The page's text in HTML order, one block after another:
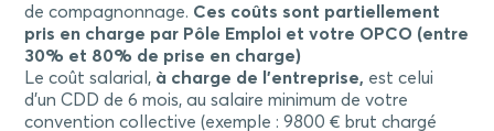
de compagnonnage. Ces coûts sont partiellement
pris en charge par Pôle Emploi et votre OPCO (entre
30% et 80% de prise en charge)
Le coût salarial, à charge de l’entreprise, est celui
d’un CDD de 6 mois, au salaire minimum de votre
convention collective (exemple : 9800 € brut chargé